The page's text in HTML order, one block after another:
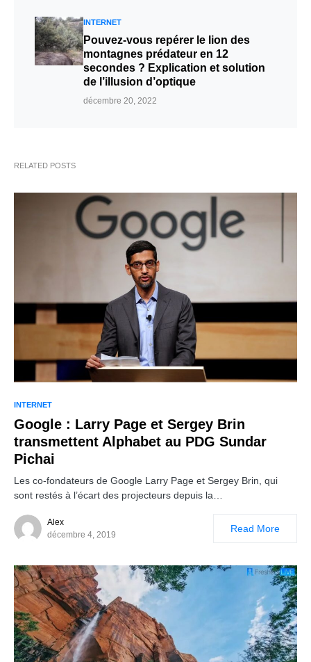
INTERNET
Pouvez-vous repérer le lion des
montagnes prédateur en 12
secondes ? Explication et solution
de l’illusion d’optique
décembre 20, 2022
RELATED POSTS
INTERNET
Google : Larry Page et Sergey Brin
transmettent Alphabet au PDG Sundar
Pichai
Les co-fondateurs de Google Larry Page et Sergey Brin, qui
sont restés à l’écart des projecteurs depuis la…
Alex
décembre 4, 2019
Read More